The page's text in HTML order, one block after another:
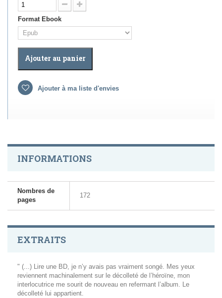
Format Ebook
Ajouter au panier
Ajouter à ma liste d'envies
INFORMATIONS
Nombres de
pages
172
EXTRAITS
" (...) Lire une BD, je n’y avais pas vraiment songé. Mes yeux
reviennent machinalement sur le décolleté de l’héroïne, mon
interlocutrice me sourit de nouveau en refermant l’album. Le
décolleté lui appartient.